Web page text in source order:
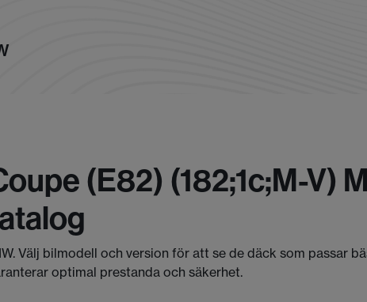
(e82) (182;1c;m-V)
Välj bilmodell och version för att se de däck som passar
optimal prestanda och säkerhet.